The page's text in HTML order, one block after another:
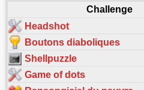
Challenge
Headshot
Boutons diaboliques
Shellpuzzle
Game of dots